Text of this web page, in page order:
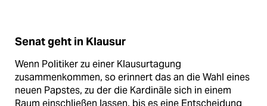
Senat geht in Klausur
Wenn Politiker zu einer Klausurtagung
zusammenkommen, so erinnert das an die Wahl eines
neuen Papstes, zu der die Kardinäle sich in einem